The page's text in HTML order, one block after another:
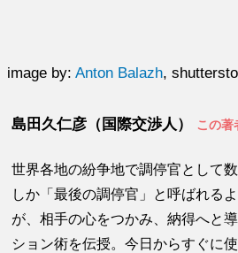
image by:Anton Balazh,
島田久仁彦（国際交渉人） この
世界各地の紛争地で調停官として
しか「最後の調停官」と呼ばれる
が、相手の心をつかみ、納得へと
ション術を伝授。今日からすぐに